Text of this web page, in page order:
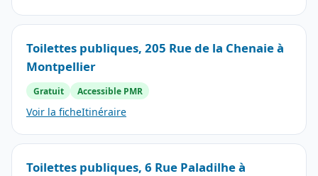
Toilettes publiques, 205 Rue de la Chenaie à
Montpellier
Gratuit Accessible PMR
Voir la ficheItinéraire
Toilettes publiques, 6 Rue Paladilhe à